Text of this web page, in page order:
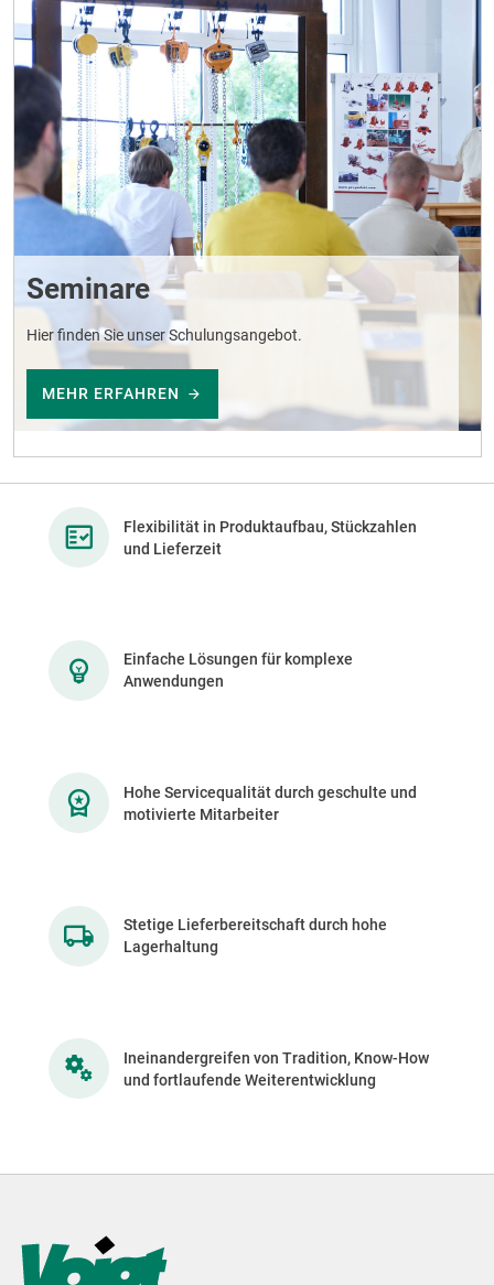
Seminare
Hier finden Sie unser Schulungsangebot.
MEHR ERFAHREN
Flexibilität in Produktaufbau, Stückzahlen
und Lieferzeit
Einfache Lösungen für komplexe
Anwendungen
Hohe Servicequalität durch geschulte und
motivierte Mitarbeiter
Stetige Lieferbereitschaft durch hohe
Lagerhaltung
Ineinandergreifen von Tradition, Know-How
und fortlaufende Weiterentwicklung